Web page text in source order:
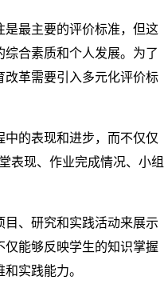
最主要的评价标准，但这
合素质和个人发展。为了
改革需要引入多元化评价标
的表现和进步，而不仅仅
表现、作业完成情况、小组
、研究和实践活动来展示
仅能够反映学生的知识掌握
实践能力。